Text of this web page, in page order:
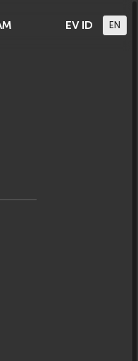
EV ID EN